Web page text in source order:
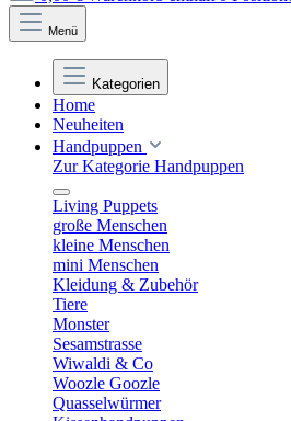
Menü
Kategorien
Home
Neuheiten
Handpuppen
Zur Kategorie Handpuppen
Living Puppets
große Menschen
kleine Menschen
mini Menschen
Kleidung & Zubehör
Tiere
Monster
Sesamstrasse
Wiwaldi & Co
Woozle Goozle
Quasselwürmer